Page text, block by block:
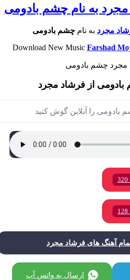
به نام چشم بادومی
مجردبه نام چشم بادومی
Download New MusicFarshad
از فرشاد مجرد
را آنلاین گوش کنید
آهنگ های فرشاد مجرد
ارسال به واتس آپ